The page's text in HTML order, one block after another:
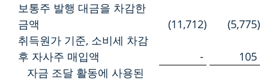
보통주 발행 대금을 차감한
금액
(11,712) (5,775)
취득원가 기준, 소비세 차감
후 자사주 매입액
-
105
자금 조달 활동에 사용된